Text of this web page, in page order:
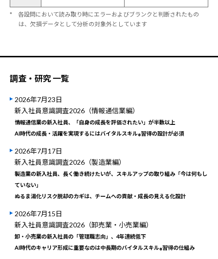
* 各設問において読み取り時にエラーおよびブランクと判断されたもの
は、欠損データとして分析の対象外としています
調査・研究 一覧
2026年7月23日
新入社員意識調査2026（情報通信業編）
情報通信業の新入社員、「自身の成長を評価されたい」が半数以上
AI時代の成長・活躍を実現するにはバイタルスキル®習得の設計が必須
2026年7月17日
新入社員意識調査2026（製造業編）
製造業の新入社員、長く働き続けたいが、スキルアップの取り組み「今は何もし
ていない」
ぬるま湯化リスク脱却のカギは、チームへの貢献・成長の見える化設計
2026年7月15日
新入社員意識調査2026（卸売業・小売業編）
卸・小売業の新入社員の「管理職志向」、4年連続低下
AI時代のキャリア形成に重要なのは中長期のバイタルスキル®習得の仕組み